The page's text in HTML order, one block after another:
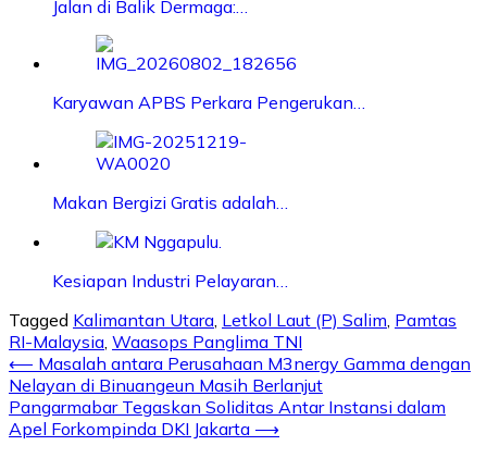
Jalan di Balik Dermaga:…
Karyawan APBS Perkara Pengerukan…
Makan Bergizi Gratis adalah…
Kesiapan Industri Pelayaran…
Tagged Kalimantan Utara, Letkol Laut (P) Salim, Pamtas
RI-Malaysia, Waasops Panglima TNI
Post
navigation
⟵ Masalah antara Perusahaan M3nergy Gamma dengan
Nelayan di Binuangeun Masih Berlanjut
Pangarmabar Tegaskan Soliditas Antar Instansi dalam
Apel Forkompinda DKI Jakarta ⟶